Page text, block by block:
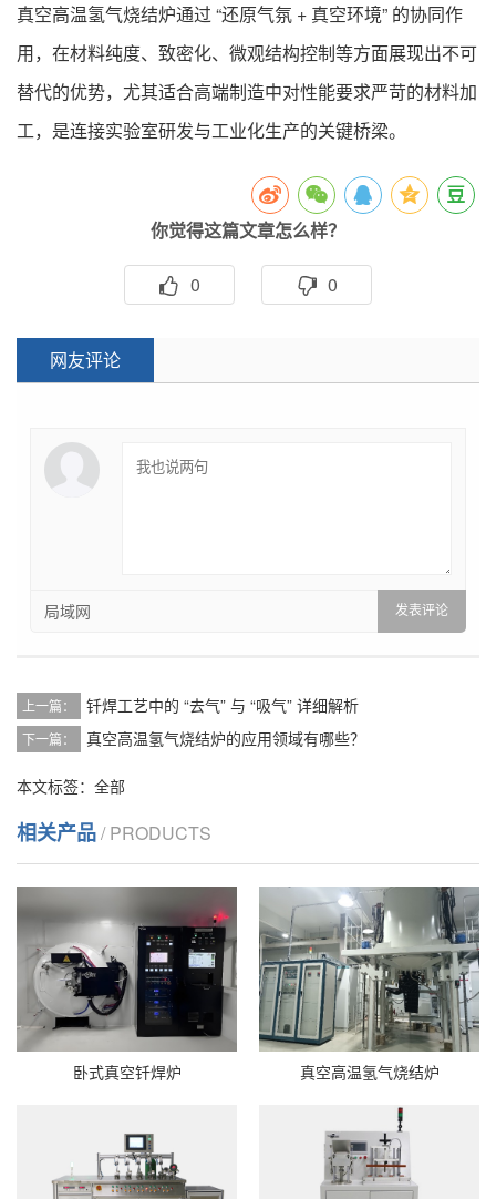
真空高温氢气烧结炉通过 “还原气氛 + 真空环境” 的协同作
用，在材料纯度、致密化、微观结构控制等方面展现出不可
替代的优势，尤其适合高端制造中对性能要求严苛的材料加
工，是连接实验室研发与工业化生产的关键桥梁。
你觉得这篇文章怎么样？
0 0
网友评论
局域网
上一篇： 钎焊工艺中的 “去气” 与 “吸气” 详细解析
下一篇： 真空高温氢气烧结炉的应用领域有哪些？
本文标签： 全部
相关产品/ PRODUCTS
卧式真空钎焊炉 真空高温氢气烧结炉